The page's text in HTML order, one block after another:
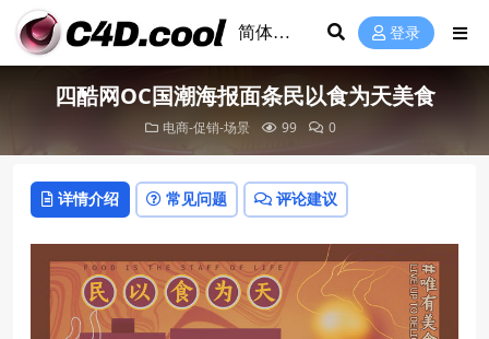
登录
四酷网OC国潮海报面条民以食为天美食
电商-促销-场景 99 0
详情介绍 常见问题 评论建议